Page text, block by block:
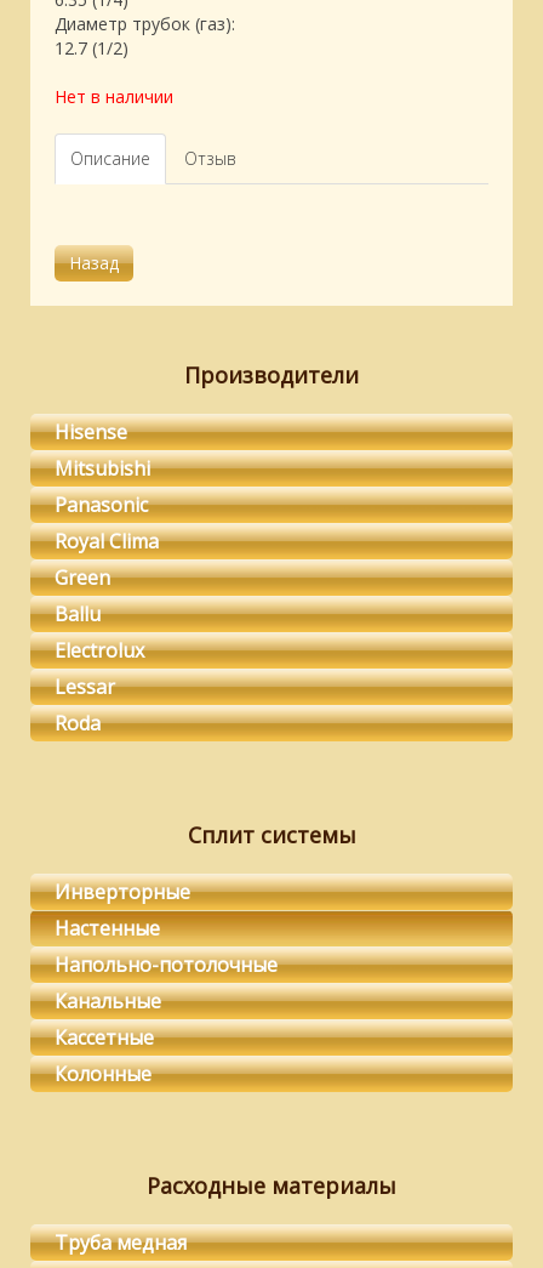
Диаметр трубок (газ):
12.7 (1/2)
Нет в наличии
Описание Отзыв
Производители
Hisense
Mitsubishi
Panasonic
Royal Clima
Green
Ballu
Electrolux
Lessar
Roda
Сплит системы
Инверторные
Настенные
Напольно-потолочные
Канальные
Кассетные
Колонные
Расходные материалы
Труба медная